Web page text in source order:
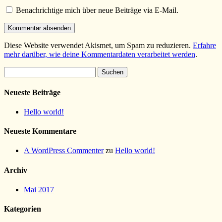
Benachrichtige mich über neue Beiträge via E-Mail.
Diese Website verwendet Akismet, um Spam zu reduzieren. Erfahre
mehr darüber, wie deine Kommentardaten verarbeitet werden.
nach:
Neueste Beiträge
Hello world!
Neueste Kommentare
A WordPress Commenterzu Hello world!
Archiv
Mai 2017
Kategorien